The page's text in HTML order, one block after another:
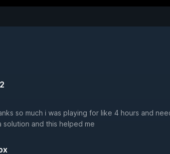
so much i was playing for like 4 hours and
and this helped me